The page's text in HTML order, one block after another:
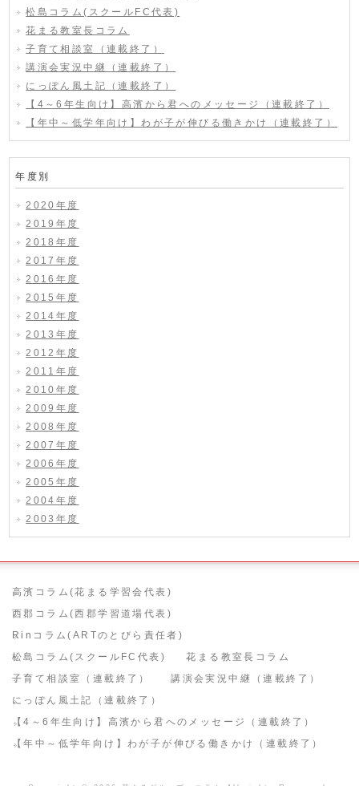
松島コラム(スクールFC代表)
花まる教室長コラム
子育て相談室（連載終了）
講演会実況中継（連載終了）
にっぽん風土記（連載終了）
【4～6年生向け】高濱から君へのメッセージ（連載終了）
【年中～低学年向け】わが子が伸びる働きかけ（連載終了）
年度別
2020年度
2019年度
2018年度
2017年度
2016年度
2015年度
2014年度
2013年度
2012年度
2011年度
2010年度
2009年度
2008年度
2007年度
2006年度
2005年度
2004年度
2003年度
高濱コラム(花まる学習会代表)
西郡コラム(西郡学習道場代表)
Rinコラム(ARTのとびら責任者)
松島コラム(スクールFC代表)
花まる教室長コラム
子育て相談室（連載終了）
講演会実況中継（連載終了）
にっぽん風土記（連載終了）
【4～6年生向け】高濱から君へのメッセージ（連載終了）
【年中～低学年向け】わが子が伸びる働きかけ（連載終了）